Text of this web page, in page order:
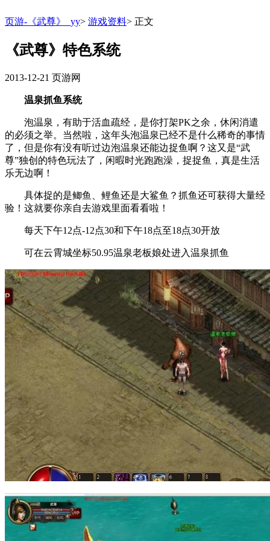
页游-《武尊》_yy> 游戏资料> 正文
《武尊》特色系统
2013-12-21 页游网
温泉抓鱼系统
泡温泉，有助于活血疏经，是你打架PK之余，休闲消遣
的必须之举。当然啦，这年头泡温泉已经不是什么稀奇的事情
了，但是你有没有听过边泡温泉还能边捉鱼啊？这又是“武
尊”独创的特色玩法了，闲暇时光跑跑澡，捉捉鱼，真是生活
乐无边啊！
具体捉的是鲫鱼、鲤鱼还是大鲨鱼？抓鱼还可获得大量经
验！这就要你亲自去游戏里面看看啦！
每天下午12点-12点30和下午18点至18点30开放
可在云霄城坐标50.95温泉老板娘处进入温泉抓鱼